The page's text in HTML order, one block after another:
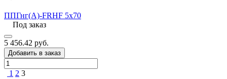
ППГнг(А)-FRHF 5х70
Под заказ
5 456.42 руб.
Добавить в заказ
1 2 3